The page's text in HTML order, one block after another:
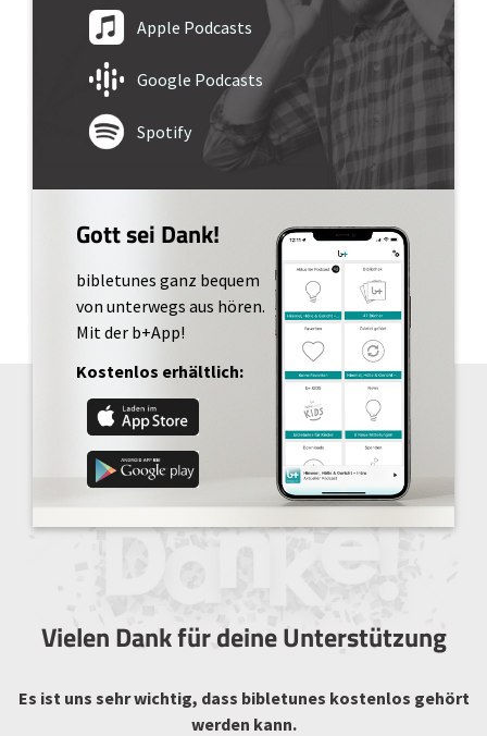
Apple Podcasts
Google Podcasts
Spotify
Gott sei Dank!
bibletunes ganz bequem
von unterwegs aus hören.
Mit der b+App!
Kostenlos erhältlich:
Vielen Dank für deine Unterstützung
Es ist uns sehr wichtig, dass bibletunes kostenlos gehört
werden kann.